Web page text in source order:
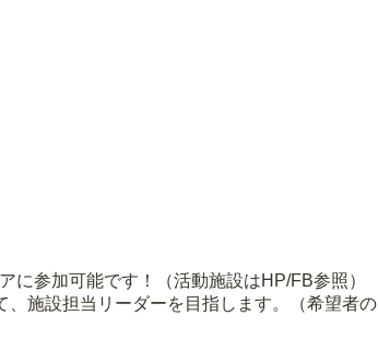
に参加可能です！（活動施設はHP/FB参照）
施設担当リーダーを目指します。（希望者の